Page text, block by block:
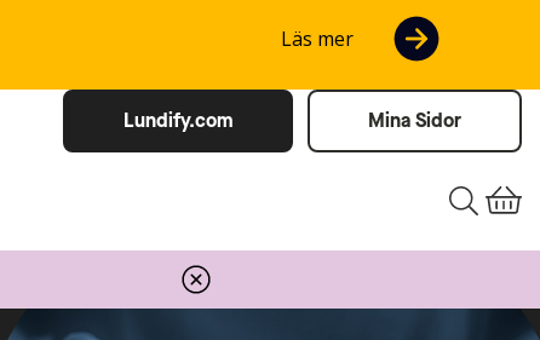
Läs mer
Lundify.com Mina Sidor